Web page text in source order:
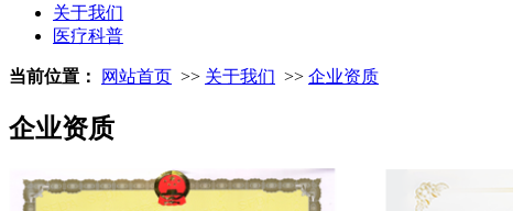
关于我们
医疗科普
当前位置： 网站首页 >> 关于我们 >> 企业资质
企业资质